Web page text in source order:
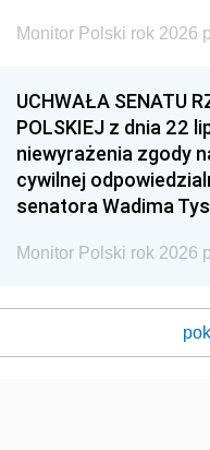
Monitor Polski rok 2026
UCHWAŁA SENATU
POLSKIEJ z dnia 22
niewyrażenia zgody
cywilnej
senatora Wadima
Monitor Polski rok 2026